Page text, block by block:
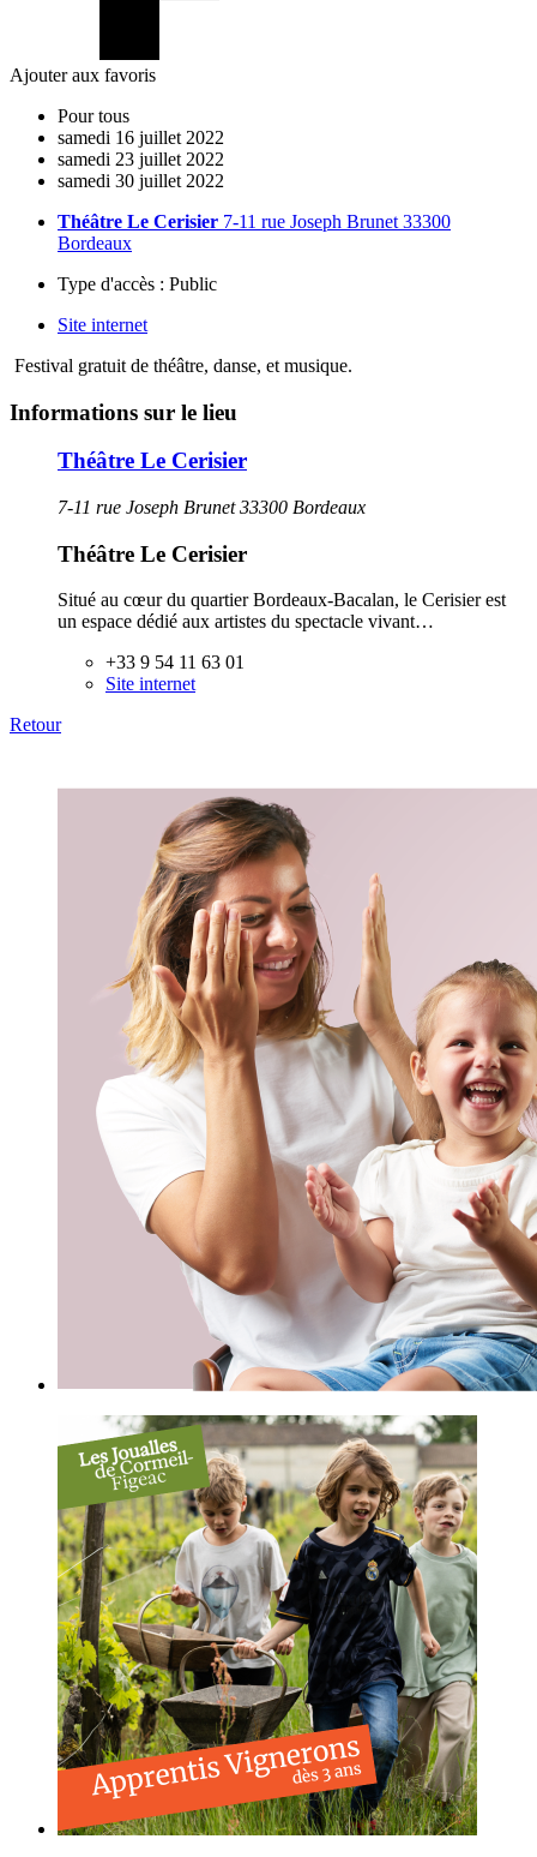
Ajouter aux favoris
Pour tous
samedi 16 juillet 2022
samedi 23 juillet 2022
samedi 30 juillet 2022
Théâtre Le Cerisier 7-11 rue Joseph Brunet 33300
Bordeaux
Type d'accès : Public
Site internet
Festival gratuit de théâtre, danse, et musique.
Informations sur le lieu
Théâtre Le Cerisier
7-11 rue Joseph Brunet 33300 Bordeaux
Théâtre Le Cerisier
Situé au cœur du quartier Bordeaux-Bacalan, le Cerisier est
un espace dédié aux artistes du spectacle vivant…
+33 9 54 11 63 01
Site internet
Retour